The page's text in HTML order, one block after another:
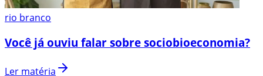
rio branco
Você já ouviu falar sobre sociobioeconomia?
Ler matéria